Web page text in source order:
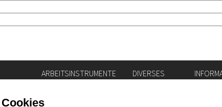
ARBEITSINSTRUMENTE
Geoportal
DIVERSES